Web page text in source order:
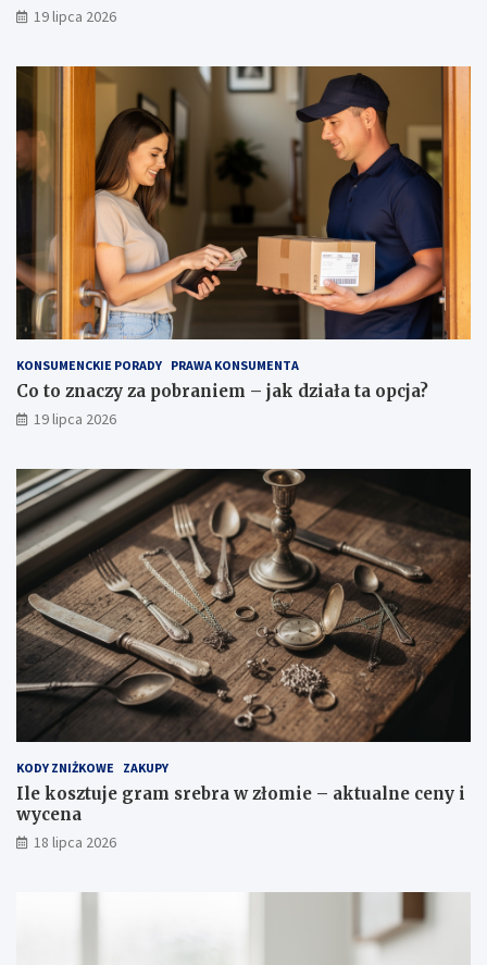
19 lipca 2026
KONSUMENCKIE PORADY PRAWA KONSUMENTA
Co to znaczy za pobraniem – jak działa ta opcja?
19 lipca 2026
KODY ZNIŻKOWE ZAKUPY
Ile kosztuje gram srebra w złomie – aktualne ceny i
wycena
18 lipca 2026